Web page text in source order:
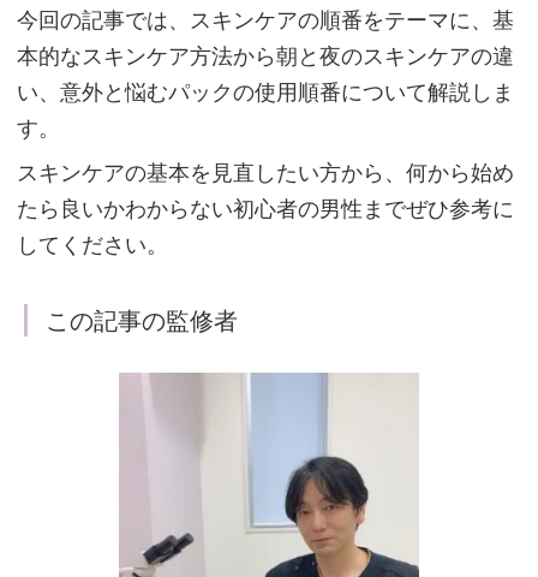
今回の記事では、スキンケアの順番をテーマに、基
本的なスキンケア方法から朝と夜のスキンケアの違
い、意外と悩むパックの使用順番について解説しま
す。
スキンケアの基本を見直したい方から、何から始め
たら良いかわからない初心者の男性までぜひ参考に
してください。
この記事の監修者